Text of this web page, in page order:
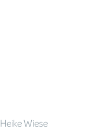
Heike Wiese